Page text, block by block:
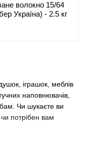
іграшок, меблів
наповнювачів,
Чи шукаєте ви
потрібен вам
волокно 15/64
Україна) - 2.5 кг